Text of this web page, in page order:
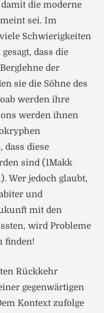
die moderne
sei. Im
Schwierigkeiten
dass die
der
sie die Söhne des
werden ihre
werden ihnen
dass diese
sind (1Makk
Wer jedoch glaubt,
und
mit den
wird Probleme
finden!
Rückkehr
gegenwärtigen
Kontext zufolge